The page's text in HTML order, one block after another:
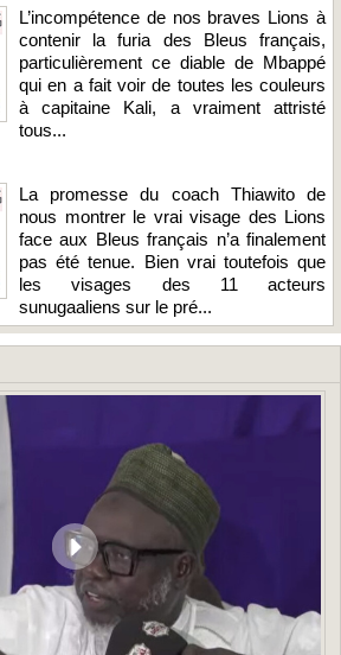
L’incompétence de nos braves Lions à
contenir la furia des Bleus français,
particulièrement ce diable de Mbappé
qui en a fait voir de toutes les couleurs
à capitaine Kali, a vraiment attristé
tous...
La promesse du coach Thiawito de
nous montrer le vrai visage des Lions
face aux Bleus français n’a finalement
pas été tenue. Bien vrai toutefois que
les visages des 11 acteurs
sunugaaliens sur le pré...